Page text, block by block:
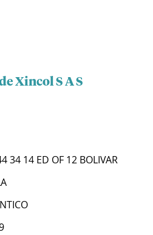
Xincol S A S
34 14 ED OF 12 BOLIVAR